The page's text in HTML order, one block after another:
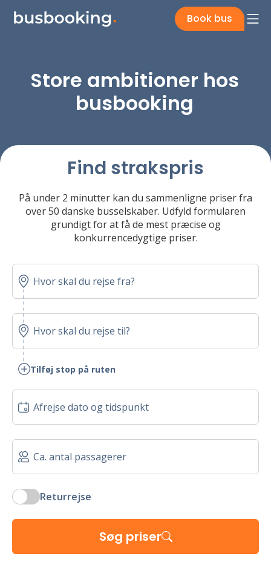
Book bus
Store ambitioner hos
busbooking
Find strakspris
På under 2 minutter kan du sammenligne priser fra
over 50 danske busselskaber. Udfyld formularen
grundigt for at få de mest præcise og
konkurrencedygtige priser.
Tilføj stop på ruten
Returrejse
Søg priser